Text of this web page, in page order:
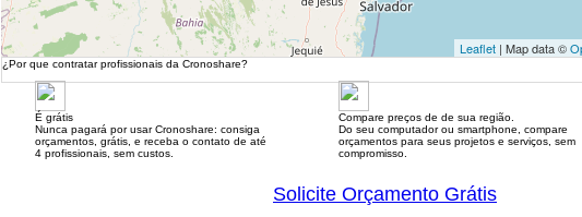
Leaflet | Map data ©
¿Por que contratar profissionais da Cronoshare?
É grátis
Nunca pagará por usar Cronoshare: consiga
orçamentos, grátis, e receba o contato de até
4 profissionais, sem custos.
Compare preços de de sua região.
Do seu computador ou smartphone, compare
orçamentos para seus projetos e serviços, sem
compromisso.
Solicite Orçamento Grátis